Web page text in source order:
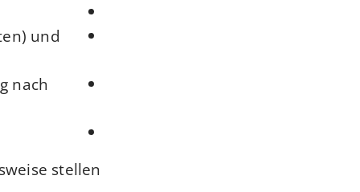
und
nach
stellen